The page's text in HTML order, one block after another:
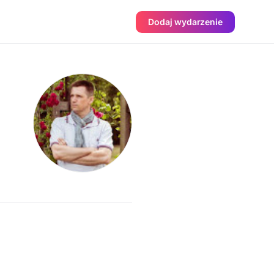
Dodaj wydarzenie